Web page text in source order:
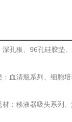
深孔板、96孔硅胶垫
：血清瓶系列、细胞
：移液器吸头系列